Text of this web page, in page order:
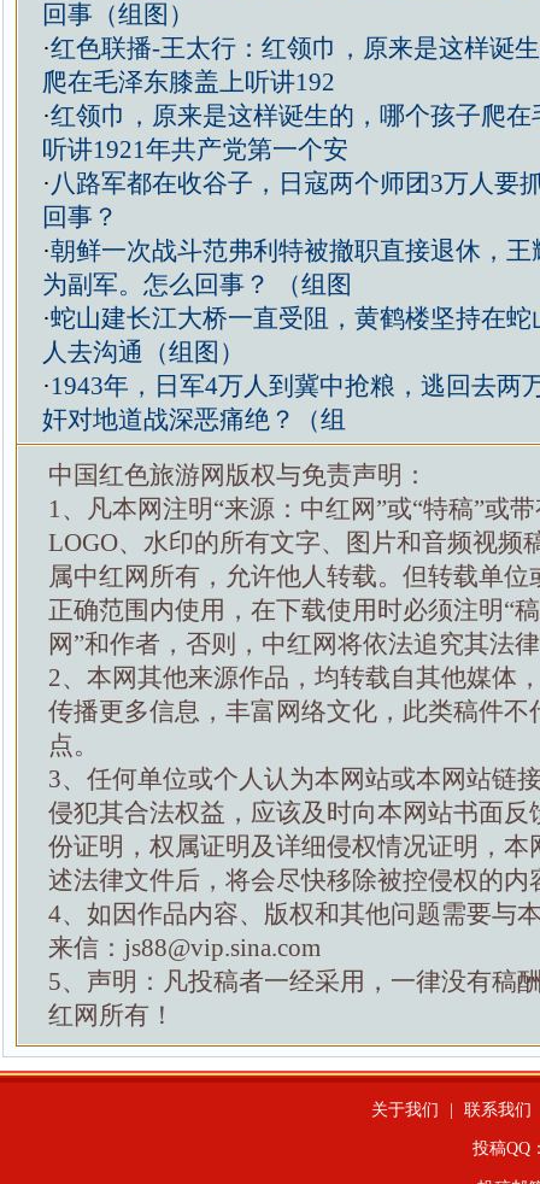
回事（组图）
·红色联播-王太行：红领巾，原来是这样诞
爬在毛泽东膝盖上听讲192
·红领巾，原来是这样诞生的，哪个孩子爬在
听讲1921年共产党第一个安
· 八路军都在收谷子，日寇两个师团3万人要
回事？
·朝鲜一次战斗范弗利特被撤职直接退休，王
为副军。怎么回事？ （组图
·蛇山建长江大桥一直受阻，黄鹤楼坚持在蛇
人去沟通（组图）
·1943年，日军4万人到冀中抢粮，逃回去两
奸对地道战深恶痛绝？（组
中国红色旅游网版权与免责声明：
1、凡本网注明“来源：中红网”或“特稿”或
LOGO、水印的所有文字、图片和音频视频
属中红网所有，允许他人转载。但转载单位
正确范围内使用，在下载使用时必须注明“
网”和作者，否则，中红网将依法追究其法
2、本网其他来源作品，均转载自其他媒体
传播更多信息，丰富网络文化，此类稿件不
点。
3、任何单位或个人认为本网站或本网站链
侵犯其合法权益，应该及时向本网站书面反
份证明，权属证明及详细侵权情况证明，本
述法律文件后，将会尽快移除被控侵权的内
4、如因作品内容、版权和其他问题需要与
来信：js88@vip.sina.com
5、声明：凡投稿者一经采用，一律没有稿
红网所有！
关于我们 联系我们
投稿QQ